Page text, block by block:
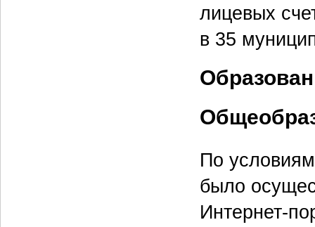
лицевых
в 35
По
было
Интернет-